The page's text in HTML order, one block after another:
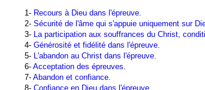
1- Recours à Dieu dans l'épreuve.
2- Sécurité de l'âme qui s'appuie uniquement sur
3- La participation aux souffrances du Christ,
4- Générosité et fidélité dans l'épreuve.
5- L'abandon au Christ dans l'épreuve.
6- Acceptation des épreuves.
7- Abandon et confiance.
8- Confiance en Dieu dans l'épreuve.